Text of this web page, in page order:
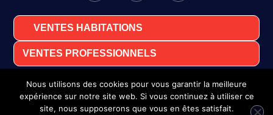
VENTES HABITATIONS
VENTES PROFESSIONNELS
Nous utilisons des cookies pour vous garantir la meilleure
expérience sur notre site web. Si vous continuez à utiliser ce
site, nous supposerons que vous en êtes satisfait.